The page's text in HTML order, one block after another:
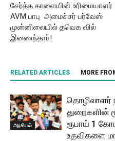
சேர்த்த காளையின் உரிமையாளர்
AVM பாபு அமைச்சர் பர்வேஸ்
முன்னிலையில் தவெக வில்
இணைந்தார்!
RELATED ARTICLES MORE
அரசியல்
தொழிலாளர்
துறைகளின்
ரூபாய் 1
உதவிகளை